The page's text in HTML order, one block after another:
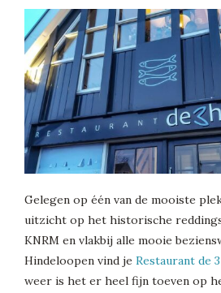
Gelegen op één van de mooiste
uitzicht op het historische
KNRM en vlakbij alle mooie
Hindeloopen vind je Restaurant de
weer is het er heel fijn toeven op